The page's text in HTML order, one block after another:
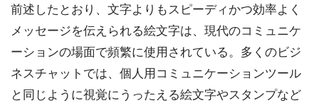
前述したとおり、文字よりもスピーディかつ効率よく
メッセージを伝えられる絵文字は、現代のコミュニケ
ーションの場面で頻繁に使用されている。多くのビジ
ネスチャットでは、個人用コミュニケーションツール
と同じように視覚にうったえる絵文字やスタンプなど